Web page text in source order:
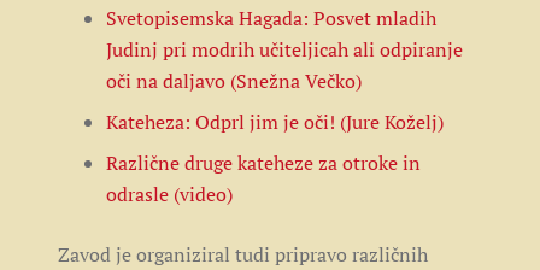
Svetopisemska Hagada: Posvet mladih
Judinj pri modrih učiteljicah ali odpiranje
oči na daljavo (Snežna Večko)
Kateheza: Odprl jim je oči! (Jure Koželj)
Različne druge kateheze za otroke in
odrasle (video)
Zavod je organiziral tudi pripravo različnih